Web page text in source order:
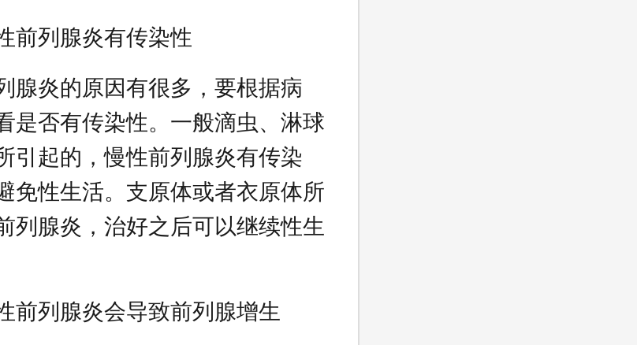
前列腺炎有传染性
腺炎的原因有很多，要根据病
是否有传染性。一般滴虫、淋球
引起的，慢性前列腺炎有传染
免性生活。支原体或者衣原体所
列腺炎，治好之后可以继续性生
前列腺炎会导致前列腺增生